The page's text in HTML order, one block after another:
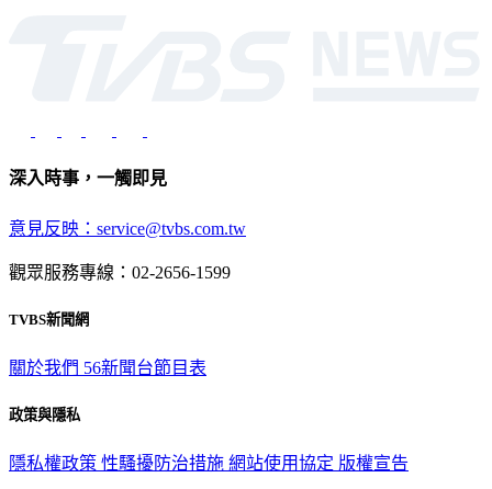
深入時事，一觸即見
意見反映：service@tvbs.com.tw
觀眾服務專線：02-2656-1599
TVBS新聞網
關於我們 56新聞台節目表
政策與隱私
隱私權政策 性騷擾防治措施 網站使用協定 版權宣告